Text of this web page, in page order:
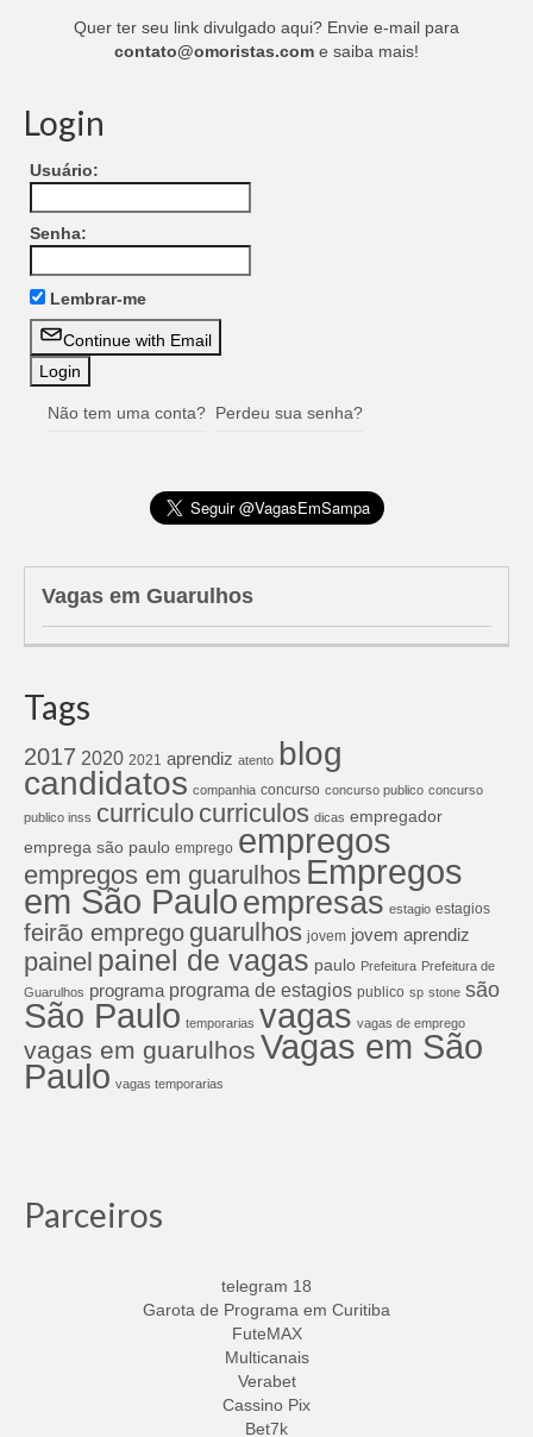
Quer ter seu link divulgado aqui? Envie e-mail para
contato@omoristas.com e saiba mais!
Login
Usuário:
Senha:
Lembrar-me
Continue with Email
Não tem uma conta? Perdeu sua senha?
Vagas em Guarulhos
Tags
2017 2020 2021 aprendiz atento blog
candidatos companhia concurso concurso publico concurso
publico inss curriculo curriculos dicas empregador
emprega são paulo emprego empregos
empregos em guarulhos Empregos
em São Pauloempresas estagio estagios
feirão emprego guarulhos jovem jovem aprendiz
painel painel de vagas paulo Prefeitura Prefeitura de
Guarulhos programa programa de estagios publico sp stone são
São Paulo temporarias vagas vagas de emprego
vagas em guarulhos Vagas em São
Paulo vagas temporarias
Parceiros
telegram 18
Garota de Programa em Curitiba
FuteMAX
Multicanais
Verabet
Cassino Pix
Bet7k